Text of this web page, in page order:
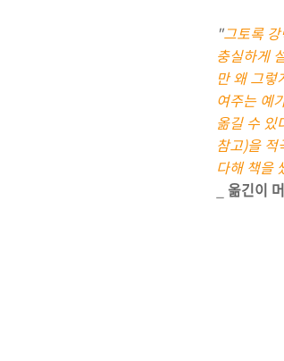
"그토록
충실하게
만 왜 그렇
여주는 예
옮길 수 있
참고)을
다해 책을
옮긴이